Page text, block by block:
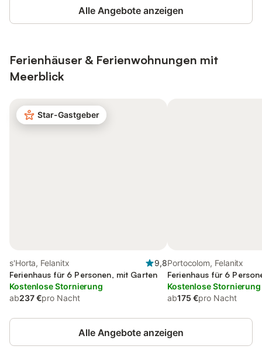
Alle Angebote anzeigen
Ferienhäuser & Ferienwohnungen mit
Meerblick
Star-Gastgeber
s'Horta, Felanitx
9,8
Ferienhaus für 6 Personen, mit Garten
Kostenlose Stornierung
ab237 €pro Nacht
Portocolom, Felanitx
Ferienhaus für 6
Kostenlose Stornierung
ab175 €pro Nacht
Alle Angebote anzeigen